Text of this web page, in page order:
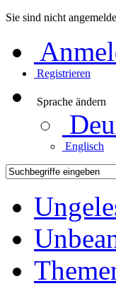
Sie sind nicht
Registrieren
Sprache ändern
Englisch